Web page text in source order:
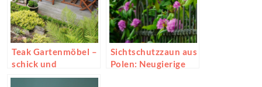
Teak Gartenmöbel –
schick und
funktional
Sichtschutzzaun aus
Polen: Neugierige